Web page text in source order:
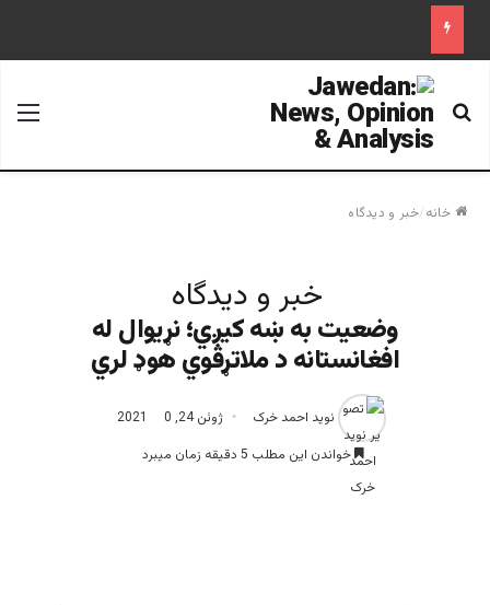
جستجو برای
خانه/خبر و دیدگاه
خبر و دیدگاه
وضعیت به ښه کیږي؛ نړیوال له
افغانستانه د ملاتړقوي هوډ لري
نوید احمد خرک ژوئن 24, 2021
0
خواندن این مطلب 5 دقیقه زمان میبرد
سید عبدالله پاچا